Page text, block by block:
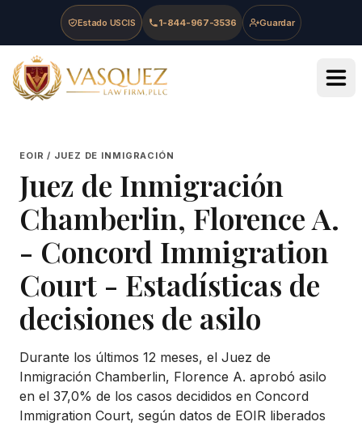
Skip to main content
Skip to navigation
Skip to footer
Estado USCIS 1-844-967-3536 Guardar
Vasquez Law Firm - Home
EOIR / JUEZ DE INMIGRACIÓN
Juez de Inmigración
Chamberlin, Florence A.
- Concord Immigration
Court - Estadísticas de
decisiones de asilo
Durante los últimos 12 meses, el Juez de
Inmigración Chamberlin, Florence A. aprobó asilo
en el 37,0% de los casos decididos en Concord
Immigration Court, según datos de EOIR liberados